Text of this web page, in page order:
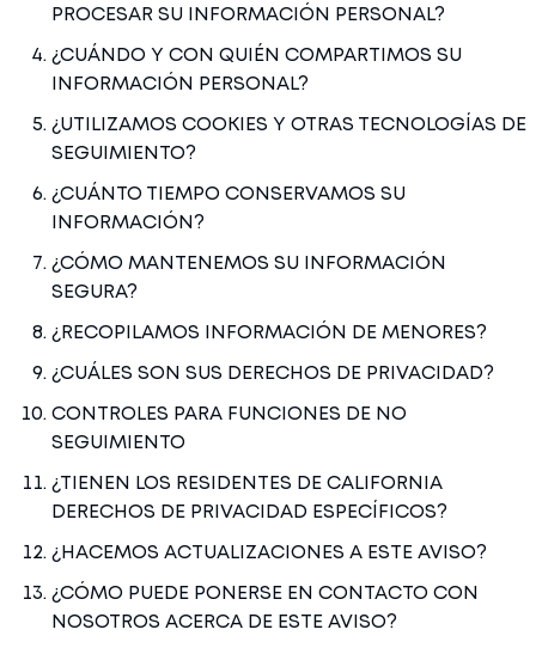
PROCESAR SU INFORMACIÓN PERSONAL?
¿CUÁNDO Y CON QUIÉN COMPARTIMOS SU
INFORMACIÓN PERSONAL?
¿UTILIZAMOS COOKIES Y OTRAS TECNOLOGÍAS DE
SEGUIMIENTO?
¿CUÁNTO TIEMPO CONSERVAMOS SU
INFORMACIÓN?
¿CÓMO MANTENEMOS SU INFORMACIÓN
SEGURA?
¿RECOPILAMOS INFORMACIÓN DE MENORES?
¿CUÁLES SON SUS DERECHOS DE PRIVACIDAD?
CONTROLES PARA FUNCIONES DE NO
SEGUIMIENTO
¿TIENEN LOS RESIDENTES DE CALIFORNIA
DERECHOS DE PRIVACIDAD ESPECÍFICOS?
¿HACEMOS ACTUALIZACIONES A ESTE AVISO?
¿CÓMO PUEDE PONERSE EN CONTACTO CON
NOSOTROS ACERCA DE ESTE AVISO?